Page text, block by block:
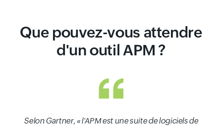
Que pouvez-vous attendre
d'un outil APM ?
Selon Gartner, « l'APM est une suite de logiciels de